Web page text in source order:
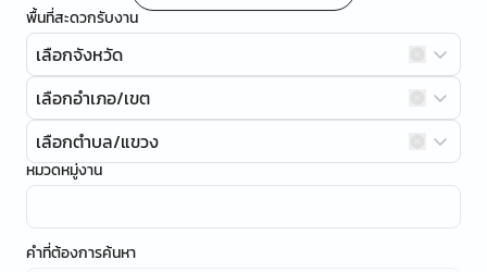
พื้นที่สะดวกรับงาน
เลือกจังหวัด
เลือกอำเภอ/เขต
เลือกตำบล/แขวง
หมวดหมู่งาน
คำที่ต้องการค้นหา